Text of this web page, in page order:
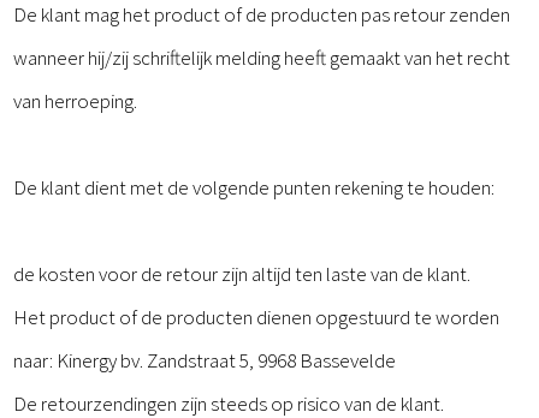
De klant mag het product of de producten pas retour zenden
wanneer hij/zij schriftelijk melding heeft gemaakt van het recht
van herroeping.
De klant dient met de volgende punten rekening te houden:
de kosten voor de retour zijn altijd ten laste van de klant.
Het product of de producten dienen opgestuurd te worden
naar: Kinergy bv. Zandstraat 5, 9968 Bassevelde
De retourzendingen zijn steeds op risico van de klant.